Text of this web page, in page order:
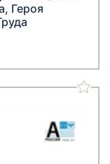
Героя